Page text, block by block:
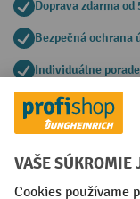
Doprava zdarma od
Bezpečná ochrana
Individuálne
Spôsoby platby